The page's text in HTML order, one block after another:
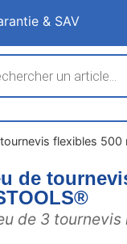
& SAV
flexibles 500
de
de 3 tournevis